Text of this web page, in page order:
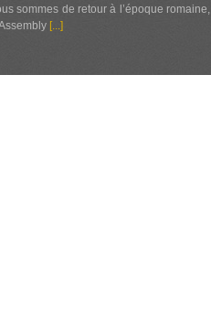
sommes de retour à l’époque romaine,
[...]